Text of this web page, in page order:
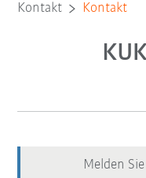
Kontakt Kontakt
Melden